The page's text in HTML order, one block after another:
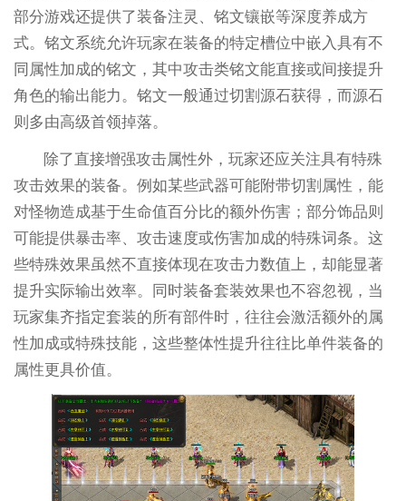
部分游戏还提供了装备注灵、铭文镶嵌等深度养成方
式。铭文系统允许玩家在装备的特定槽位中嵌入具有不
同属性加成的铭文，其中攻击类铭文能直接或间接提升
角色的输出能力。铭文一般通过切割源石获得，而源石
则多由高级首领掉落。
除了直接增强攻击属性外，玩家还应关注具有特殊
攻击效果的装备。例如某些武器可能附带切割属性，能
对怪物造成基于生命值百分比的额外伤害；部分饰品则
可能提供暴击率、攻击速度或伤害加成的特殊词条。这
些特殊效果虽然不直接体现在攻击力数值上，却能显著
提升实际输出效率。同时装备套装效果也不容忽视，当
玩家集齐指定套装的所有部件时，往往会激活额外的属
性加成或特殊技能，这些整体性提升往往比单件装备的
属性更具价值。